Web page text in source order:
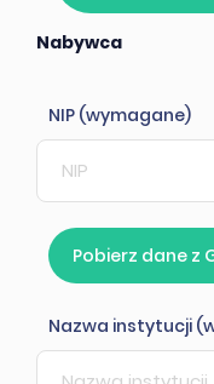
Nabywca
NIP (wymagane)
Pobierz dane z
Nazwa instytucji